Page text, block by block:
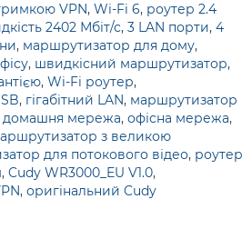
VPN, Wi-Fi 6, роутер 2.4
2402 Мбіт/с, 3 LAN порти, 4
, маршрутизатор для дому,
, швидкісний маршрутизатор,
, Wi-Fi роутер,
, гігабітний LAN, маршрутизатор
домашня мережа, офісна мережа,
з великою
для потокового відео, роутер
, Cudy WR3000_EU V1.0,
, оригінальний Cudy